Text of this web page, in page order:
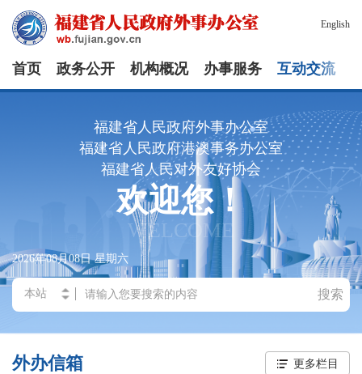
English
首页 政务公开 机构概况 办事服务 互动交流
福建省人民政府外事办公室
福建省人民政府港澳事务办公室
福建省人民对外友好协会
欢迎您！
WELCOME
2026年08月08日 星期六
搜索
外办信箱 更多栏目